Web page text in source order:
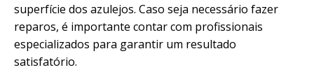
superfície dos azulejos. Caso seja necessário fazer
reparos, é importante contar com profissionais
especializados para garantir um resultado
satisfatório.